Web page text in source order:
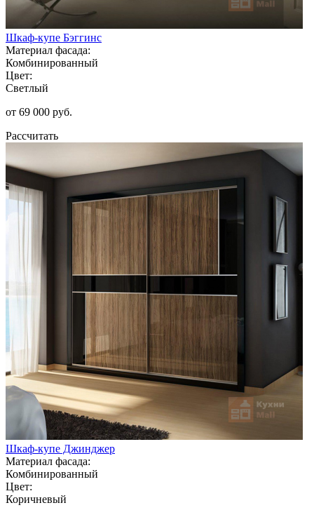
Шкаф-купе Бэггинс
Материал фасада:
Комбинированный
Цвет:
Светлый
от 69 000 руб.
Рассчитать
Шкаф-купе Джинджер
Материал фасада:
Комбинированный
Цвет:
Коричневый